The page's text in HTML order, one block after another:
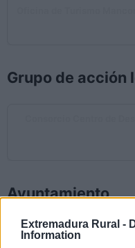
Extremadura Rural -
Information
Grupo de acción
Ayuntamiento
Ayuntamiento de